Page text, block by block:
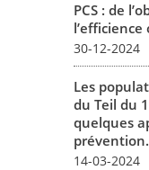
PCS : de
30-12-2024
Les
du Teil du
quelques
14-03-2024